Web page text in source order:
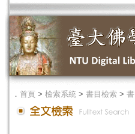
． 首頁 > 檢索系統 > 書目檢索 >